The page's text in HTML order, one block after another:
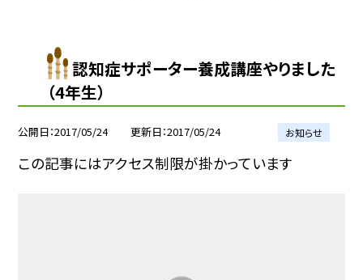
認知症サポーター養成講座やりました
（4年生）
公開日 2017/05/24 更新日 2017/05/24 お知らせ
この記事にはアクセス制限が掛かっています